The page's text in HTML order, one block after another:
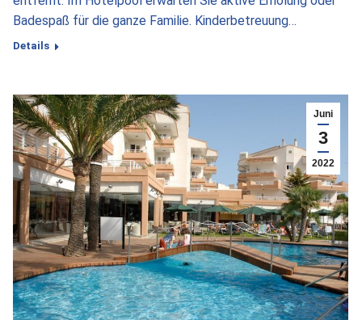
Badespaß für die ganze Familie. Kinderbetreuung…
Details
Juni
3
2022